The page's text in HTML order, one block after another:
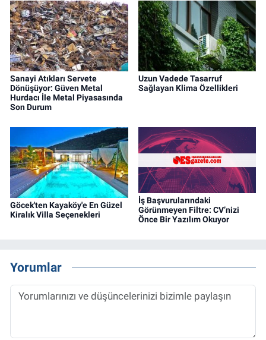
Sanayi Atıkları Servete
Dönüşüyor: Güven Metal
Hurdacı İle Metal Piyasasında
Son Durum
Uzun Vadede Tasarruf
Sağlayan Klima Özellikleri
Göcek'ten Kayaköy'e En Güzel
Kiralık Villa Seçenekleri
İş Başvurularındaki
Görünmeyen Filtre: CV’nizi
Önce Bir Yazılım Okuyor
Yorumlar